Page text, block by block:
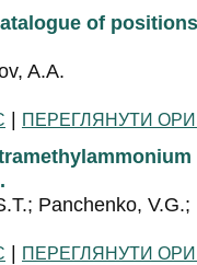
of
A.A.
| ПЕРЕГЛЯНУТИ
Panchenko,
| ПЕРЕГЛЯНУТИ